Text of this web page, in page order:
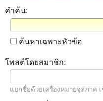
คำค้น:
ค้นหาเฉพาะหัวข้อ
โพสต์โดยสมาชิก:
แยกชื่อด้วยเครื่องหมายจุลภาค